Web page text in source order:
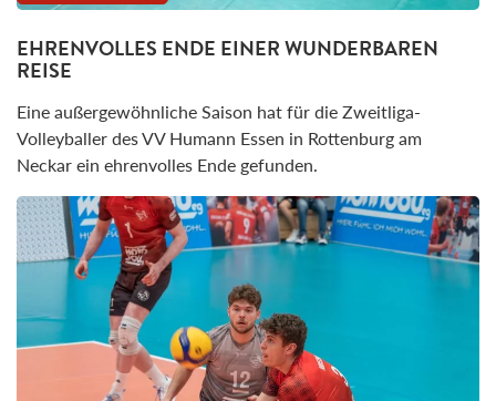
EHRENVOLLES ENDE EINER WUNDERBAREN
REISE
Eine außergewöhnliche Saison hat für die Zweitliga-
Volleyballer des VV Humann Essen in Rottenburg am
Neckar ein ehrenvolles Ende gefunden.